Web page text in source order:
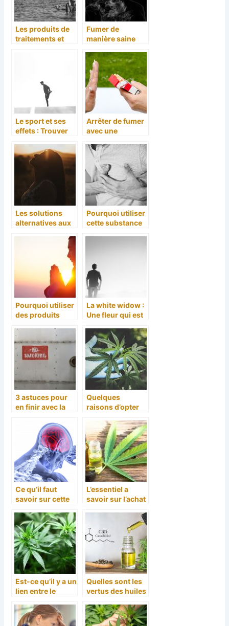
Les produits de
traitements et
Fumer de
manière saine
avec des
avantages
Le sport et ses
effets : Trouver
récupération
sportive
Arrêter de fumer
avec une
alternative
Les solutions
alternatives aux
Pourquoi utiliser
cette substance
Pourquoi utiliser
des produits
La white widow :
Une fleur qui est
ses vertus
therapeutiques
3 astuces pour
en finir avec la
nicotine
Quelques
raisons d’opter
du CBD
Ce qu’il faut
savoir sur cette
naturelle
L’essentiel a
savoir sur l’achat
Est-ce qu’il y a un
lien entre le
perte du poids ?
Quelles sont les
vertus des huiles
CBD ?